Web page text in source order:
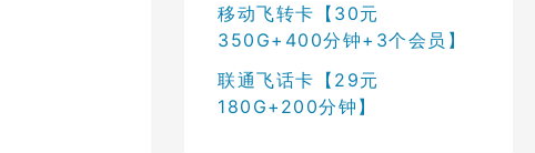
移动飞转卡【30元
350G+400分钟+3个会员】
联通飞话卡【29元
180G+200分钟】